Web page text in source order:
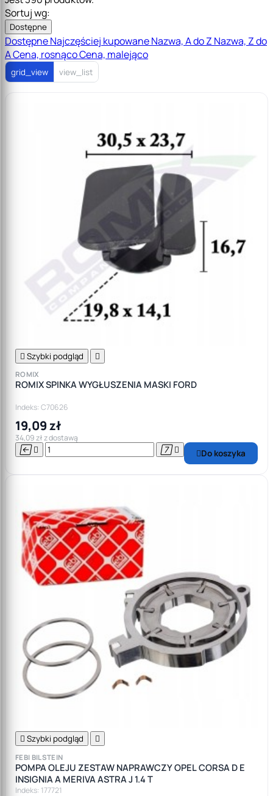
Sortuj wg:
Dostępne
DostępneNajczęściej kupowaneNazwa, A do Z Nazwa, Z do
ACena, rosnącoCena, malejąco
grid_view view_list
 Szybki podgląd 
ROMIX
ROMIX SPINKA WYGŁUSZENIA MASKI FORD
Indeks: C70626
19,09 zł
34,09 zł z dostawą
    Do koszyka
 Szybki podgląd 
FEBI BILSTEIN
POMPA OLEJU ZESTAW NAPRAWCZY OPEL CORSA D E
INSIGNIA A MERIVA ASTRA J 1.4 T
Indeks: 177721